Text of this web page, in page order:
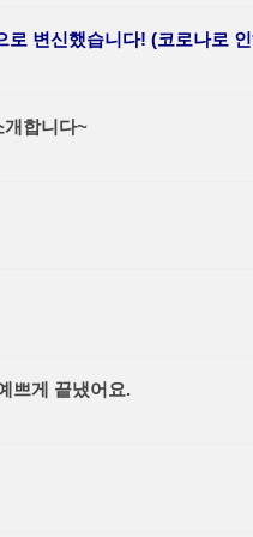
로 변신했습니다! (코로나로
개합니다~
쁘게 끝냈어요.